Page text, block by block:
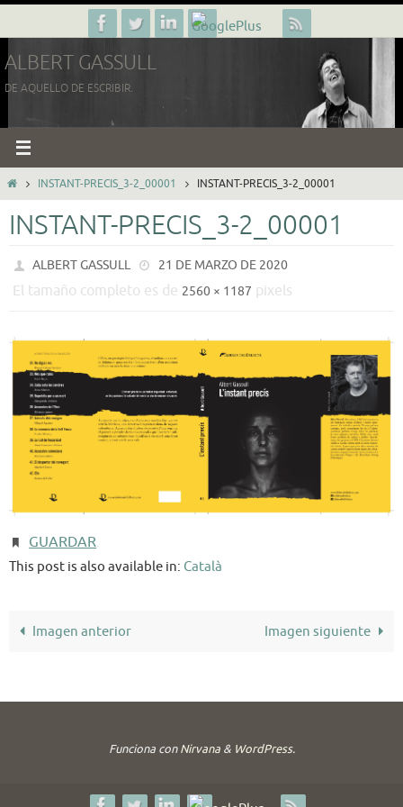
al
contenido
ALBERT GASSULL
DE AQUELLO DE ESCRIBIR.
INICIOINSTANT-PRECIS_3-2_00001 INSTANT-PRECIS_3-2_00001
INSTANT-PRECIS_3-2_00001
ALBERT GASSULL 21 DE MARZO DE 2020
El tamaño completo es de 2560 × 1187 pixels
GUARDAR
This post is also available in: Català
Imagen anterior Imagen siguiente
Funciona conNirvana& WordPress.